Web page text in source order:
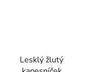
Lesklý žlutý